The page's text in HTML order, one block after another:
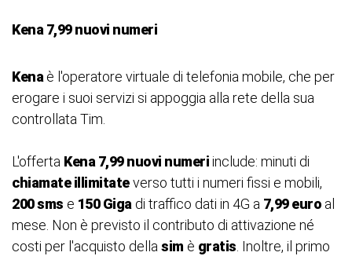
Kena 7,99 nuovi numeri
Kena è l'operatore virtuale di telefonia mobile, che per
erogare i suoi servizi si appoggia alla rete della sua
controllata Tim.
L'offerta Kena 7,99 nuovi numeriinclude: minuti di
chiamate illimitateverso tutti i numeri fissi e mobili,
200 sms e 150 Giga di traffico dati in 4G a 7,99 euro al
mese. Non è previsto il contributo di attivazione né
costi per l'acquisto della sim è gratis . Inoltre, il primo